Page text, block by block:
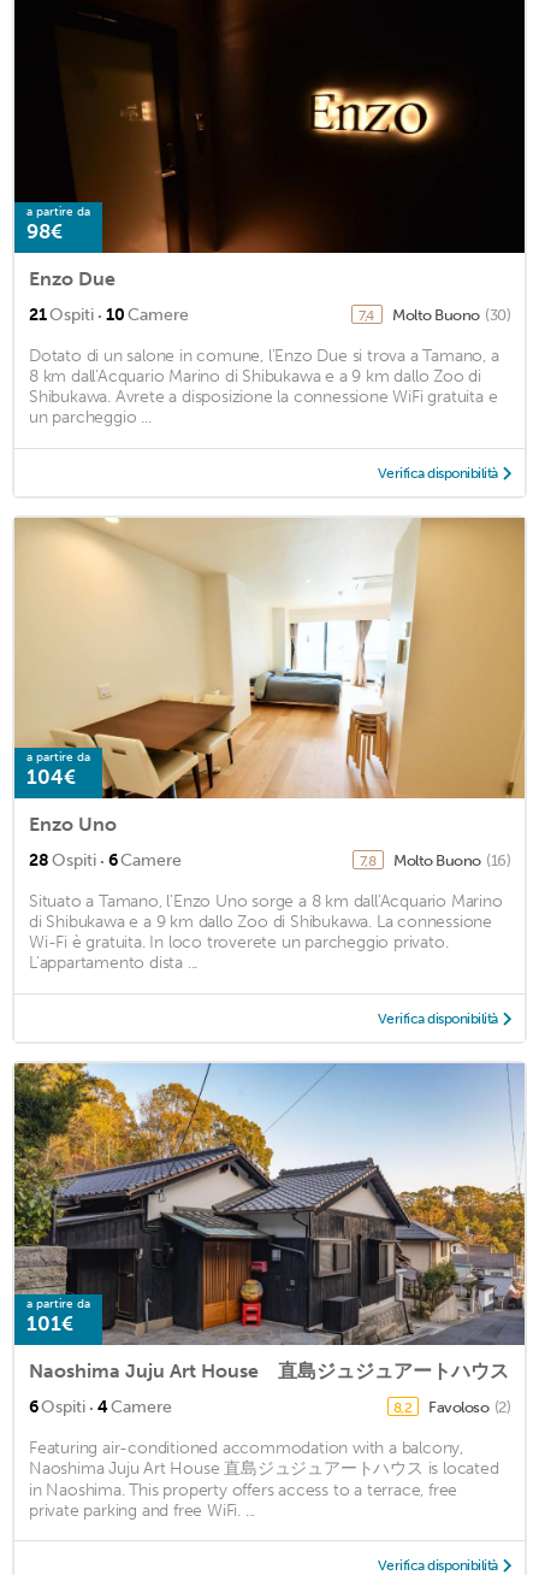
a partire da
98€
Enzo Due
21Ospiti · 10Camere 7,4 Molto Buono (30)
Dotato di un salone in comune, l'Enzo Due si trova a Tamano, a
8 km dall'Acquario Marino di Shibukawa e a 9 km dallo Zoo di
Shibukawa. Avrete a disposizione la connessione WiFi gratuita e
un parcheggio ...
Verifica disponibilità
a partire da
104€
Enzo Uno
28Ospiti · 6Camere 7,8 Molto Buono (16)
Situato a Tamano, l'Enzo Uno sorge a 8 km dall'Acquario Marino
di Shibukawa e a 9 km dallo Zoo di Shibukawa. La connessione
Wi-Fi è gratuita. In loco troverete un parcheggio privato.
L'appartamento dista ...
Verifica disponibilità
a partire da
101€
Naoshima Juju Art House 直島ジュジュアートハウス
6Ospiti · 4Camere 8,2 Favoloso (2)
Featuring air-conditioned accommodation with a balcony,
Naoshima Juju Art House 直島ジュジュアートハウス is located
in Naoshima. This property offers access to a terrace, free
private parking and free WiFi. ...
Verifica disponibilità